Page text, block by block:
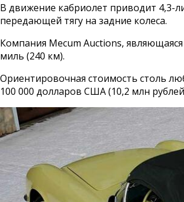
В движение кабриолет приводит 4,3-
передающей тягу на задние колеса.
Компания Mecum Auctions,
миль (240 км).
Ориентировочная стоимость столь
100 000 долларов США (10,2 млн